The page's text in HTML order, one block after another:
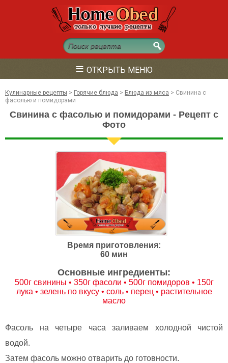
≡ ОТКРЫТЬ МЕНЮ
Кулинарные рецепты > Горячие блюда > Блюда из мяса > Свинина с
фасолью и помидорами
Свинина с фасолью и помидорами - Рецепт с
Фото
Время приготовления:
60 мин
Основные ингредиенты:
500г свинины • 350г фасоли • 500г помидоров • 150г
лука • зелень по вкусу • соль • перец • растительное
масло
Фасоль на четыре часа заливаем холодной чистой
водой.
Затем фасоль можно отварить до готовности.